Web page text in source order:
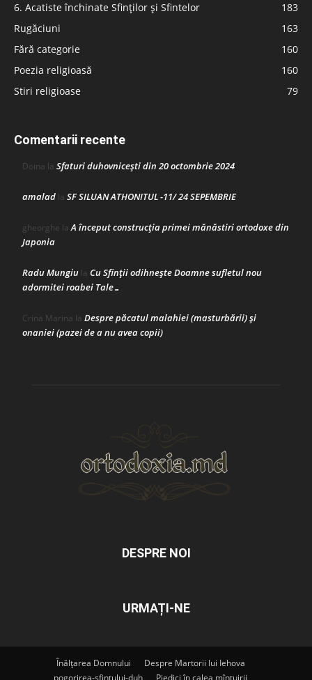
6. Acatiste închinate Sfinților și Sfintelor
183
Rugăciuni
163
Fără categorie
160
Poezia religioasă
160
Stiri religioase
79
Comentarii recente
Doina la Sfaturi duhovnicești din 20 octombrie 2024
amalad la SF SILUAN ATHONITUL -11/ 24 SEPEMBRIE
gheorghe laA început construcţia primei mănăstiri ortodoxe din
Japonia
Radu Mungiu la Cu Sfinții odihnește Doamne sufletul nou
adormitei roabei Tale…
Crina Marina la Despre păcatul malahiei (masturbării) şi
onaniei (pazei de a nu avea copii)
DESPRE NOI
URMAȚI-NE
Înălțarea Domnului
Despre Martorii lui Iehova